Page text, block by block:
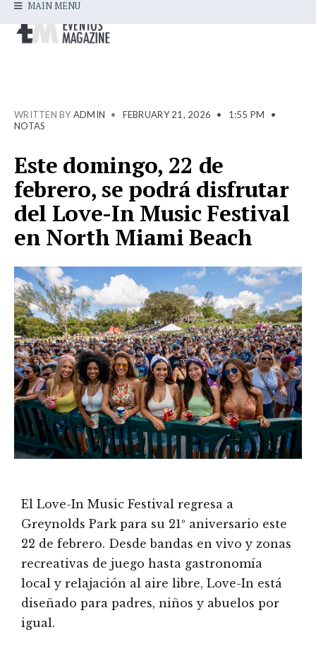
MAIN MENU
WRITTEN BY ADMIN • FEBRUARY 21, 2026 • 1:55 PM
•
NOTAS
Este domingo, 22 de
febrero, se podrá disfrutar
del Love-In Music Festival
en North Miami Beach
El Love-In Music Festival regresa a
Greynolds Park para su 21º aniversario este
22 de febrero. Desde bandas en vivo y zonas
recreativas de juego hasta gastronomía
local y relajación al aire libre, Love-In está
diseñado para padres, niños y abuelos por
igual.